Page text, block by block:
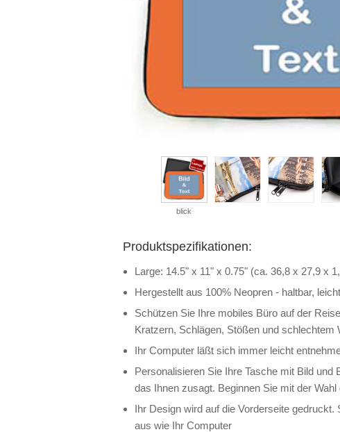
blick
Produktspezifikationen:
Large: 14.5" x 11" x 0.75" (ca. 36,8 x 27,9 x
Hergestellt aus 100% Neopren - haltbar,
Schützen Sie Ihre mobiles Büro auf der
Kratzern, Schlägen, Stößen und schlechtem
Ihr Computer läßt sich immer leicht
Personalisieren Sie Ihre Tasche mit Bild und
das Ihnen zusagt. Beginnen Sie mit der Wahl
Ihr Design wird auf die Vorderseite
aus wie Ihr Computer